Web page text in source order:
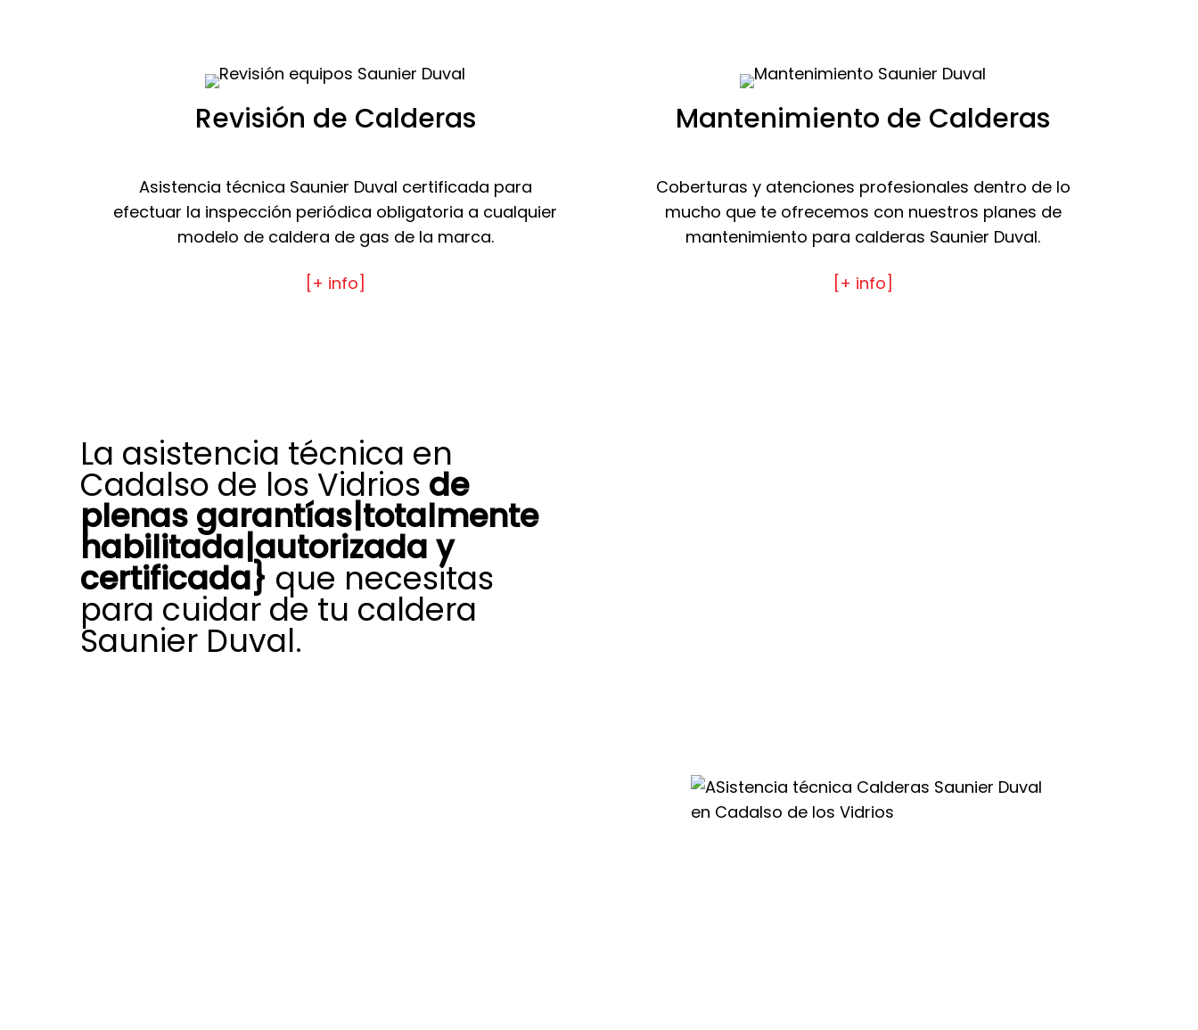
Revisión de Calderas
Asistencia técnica Saunier Duval certificada para
efectuar la inspección periódica obligatoria a cualquier
modelo de caldera de gas de la marca.
[+ info]
Mantenimiento de Calderas
Coberturas y atenciones profesionales dentro de lo
mucho que te ofrecemos con nuestros planes de
mantenimiento para calderas Saunier Duval.
[+ info]
La asistencia técnica en
Cadalso de los Vidrios de
plenas garantías|totalmente
habilitada|autorizada y
certificada} que necesitas
para cuidar de tu caldera
Saunier Duval.